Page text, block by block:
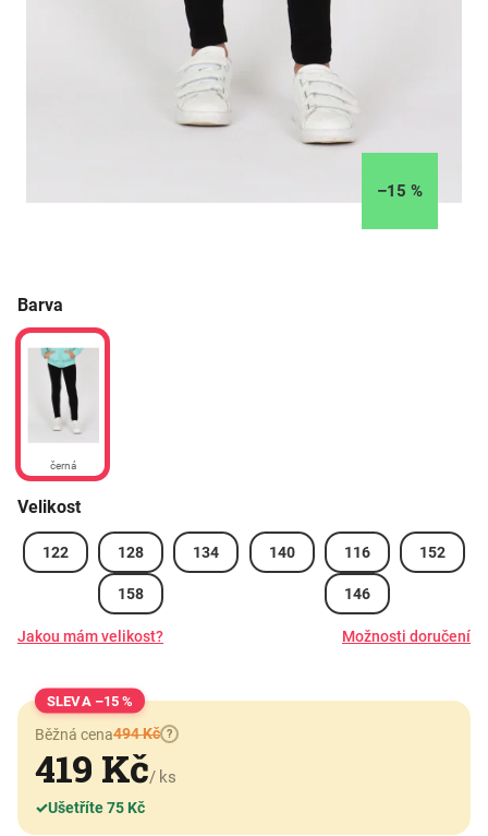
–15 %
Barva
černá
Velikost
122 128 134 140 116 152
158 146
Jakou mám velikost? Možnosti doručení
–15 %
Běžná cena494 Kč ?
419 Kč/ ks
✓Ušetříte 75 Kč